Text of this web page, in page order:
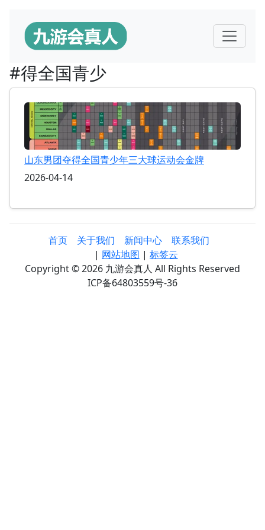
#得全国青少
山东男团夺得全国青少年三大球运动会金牌
2026-04-14
首页 关于我们 新闻中心
联系我们
| 网站地图 | 标签云
Copyright © 2026 九游会真人 All Rights Reserved
ICP备64803559号-36